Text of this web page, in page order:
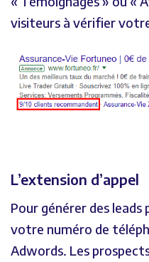
visiteurs à vérifier
L’extension d’appel
Pour générer des
votre numéro de
Adwords. Les